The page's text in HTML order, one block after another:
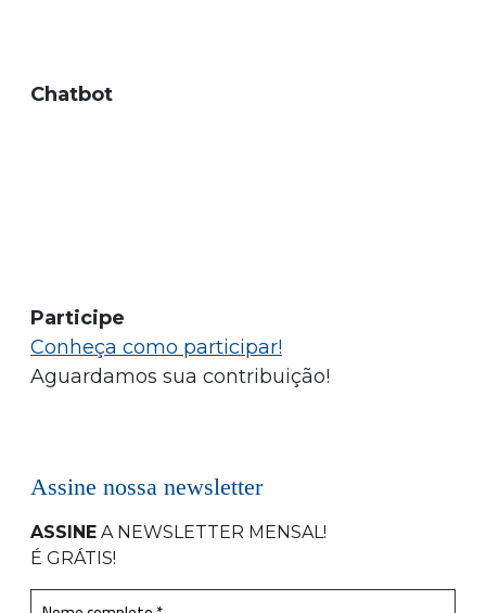
Chatbot
Participe
Conheça como participar!
Aguardamos sua contribuição!
Assine nossa newsletter
ASSINE A NEWSLETTER MENSAL!
É GRÁTIS!